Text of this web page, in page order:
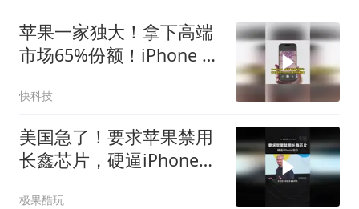
苹果一家独大！拿下高端
市场65%份额！iPhone 17
快科技
美国急了！要求苹果禁用
长鑫芯片，硬逼iPhone涨
极果酷玩